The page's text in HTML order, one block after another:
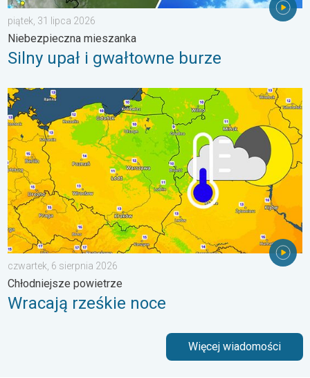
piątek, 31 lipca 2026
Niebezpieczna mieszanka
Silny upał i gwałtowne burze
Wracają rześkie noce. Chłodniejsze powietrze. . . czwartek, 6
czwartek, 6 sierpnia 2026
Chłodniejsze powietrze
Wracają rześkie noce
Więcej wiadomości